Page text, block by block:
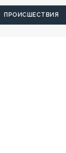
ПРОИСШЕСТВИЯ